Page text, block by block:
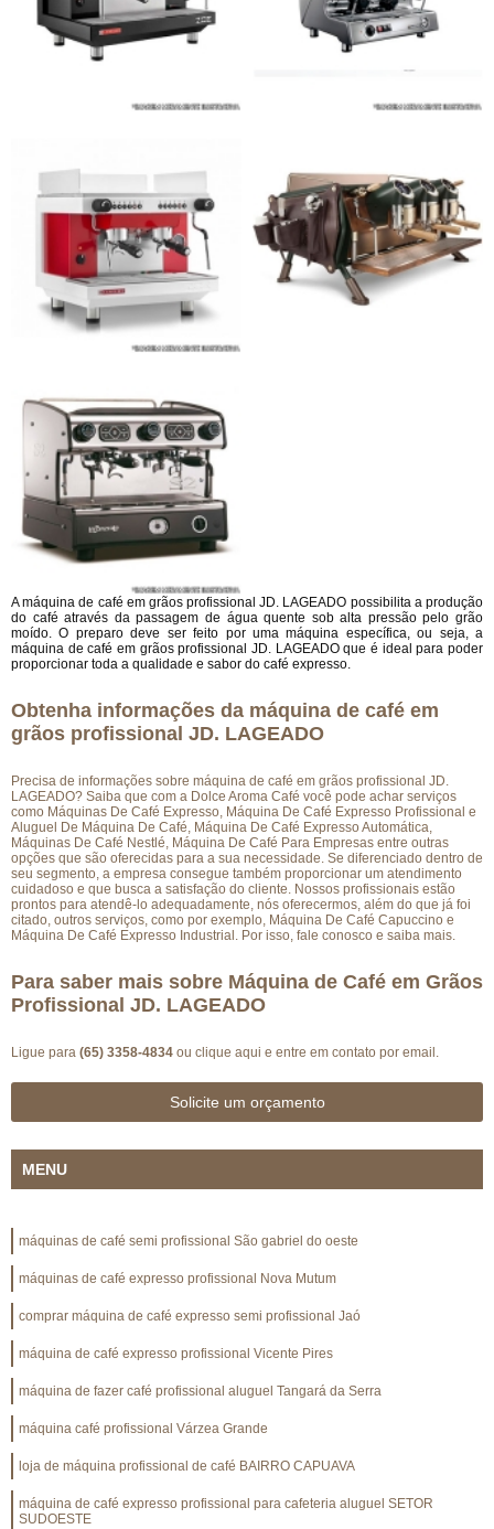
A máquina de café em grãos profissional JD. LAGEADO possibilita a produção
do café através da passagem de água quente sob alta pressão pelo grão
moído. O preparo deve ser feito por uma máquina específica, ou seja, a
máquina de café em grãos profissional JD. LAGEADO que é ideal para poder
proporcionar toda a qualidade e sabor do café expresso.
Obtenha informações da máquina de café em
grãos profissional JD. LAGEADO
Precisa de informações sobre máquina de café em grãos profissional JD.
LAGEADO? Saiba que com a Dolce Aroma Café você pode achar serviços
como Máquinas De Café Expresso, Máquina De Café Expresso Profissional e
Aluguel De Máquina De Café, Máquina De Café Expresso Automática,
Máquinas De Café Nestlé, Máquina De Café Para Empresas entre outras
opções que são oferecidas para a sua necessidade. Se diferenciado dentro de
seu segmento, a empresa consegue também proporcionar um atendimento
cuidadoso e que busca a satisfação do cliente. Nossos profissionais estão
prontos para atendê-lo adequadamente, nós oferecermos, além do que já foi
citado, outros serviços, como por exemplo, Máquina De Café Capuccino e
Máquina De Café Expresso Industrial. Por isso, fale conosco e saiba mais.
Para saber mais sobre Máquina de Café em Grãos
Profissional JD. LAGEADO
Ligue para (65) 3358-4834 ou clique aqui e entre em contato por email.
Solicite um orçamento
MENU
máquinas de café semi profissional São gabriel do oeste
máquinas de café expresso profissional Nova Mutum
comprar máquina de café expresso semi profissional Jaó
máquina de café expresso profissional Vicente Pires
máquina de fazer café profissional aluguel Tangará da Serra
máquina café profissional Várzea Grande
loja de máquina profissional de café BAIRRO CAPUAVA
máquina de café expresso profissional para cafeteria aluguel SETOR
SUDOESTE